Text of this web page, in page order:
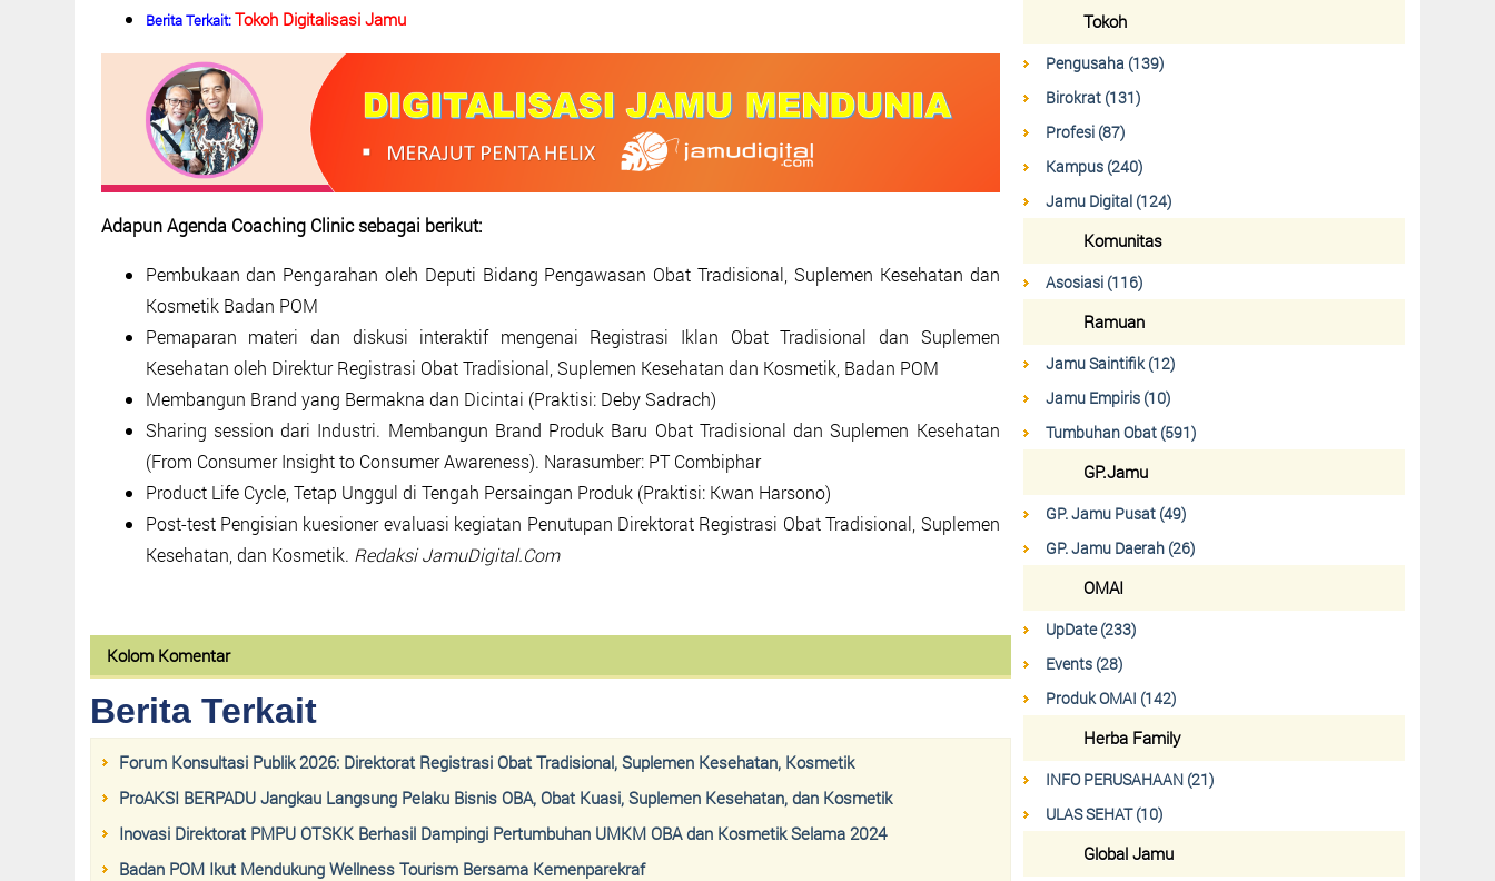
Berita Terkait:Tokoh Digitalisasi Jamu
Adapun Agenda Coaching Clinic sebagai berikut:
Pembukaan dan Pengarahan oleh Deputi Bidang Pengawasan Obat Tradisional, Suplemen Kesehatan dan
Kosmetik Badan POM
Pemaparan materi dan diskusi interaktif mengenai Registrasi Iklan Obat Tradisional dan Suplemen
Kesehatan oleh Direktur Registrasi Obat Tradisional, Suplemen Kesehatan dan Kosmetik, Badan POM
Membangun Brand yang Bermakna dan Dicintai (Praktisi: Deby Sadrach)
Sharing session dari Industri. Membangun Brand Produk Baru Obat Tradisional dan Suplemen Kesehatan
(From Consumer Insight to Consumer Awareness). Narasumber: PT Combiphar
Product Life Cycle, Tetap Unggul di Tengah Persaingan Produk (Praktisi: Kwan Harsono)
Post-test Pengisian kuesioner evaluasi kegiatan Penutupan Direktorat Registrasi Obat Tradisional, Suplemen
Kesehatan, dan Kosmetik. Redaksi JamuDigital.Com
Kolom Komentar
Berita Terkait
Forum Konsultasi Publik 2026: Direktorat Registrasi Obat Tradisional, Suplemen Kesehatan, Kosmetik
ProAKSI BERPADU Jangkau Langsung Pelaku Bisnis OBA, Obat Kuasi, Suplemen Kesehatan, dan Kosmetik
Inovasi Direktorat PMPU OTSKK Berhasil Dampingi Pertumbuhan UMKM OBA dan Kosmetik Selama 2024
Badan POM Ikut Mendukung Wellness Tourism Bersama Kemenparekraf
Tokoh
Pengusaha (139)
Birokrat (131)
Profesi (87)
Kampus (240)
Jamu Digital (124)
Komunitas
Asosiasi (116)
Ramuan
Jamu Saintifik (12)
Jamu Empiris (10)
Tumbuhan Obat (591)
GP.Jamu
GP. Jamu Pusat (49)
GP. Jamu Daerah (26)
OMAI
UpDate (233)
Events (28)
Produk OMAI (142)
Herba Family
INFO PERUSAHAAN (21)
ULAS SEHAT (10)
Global Jamu